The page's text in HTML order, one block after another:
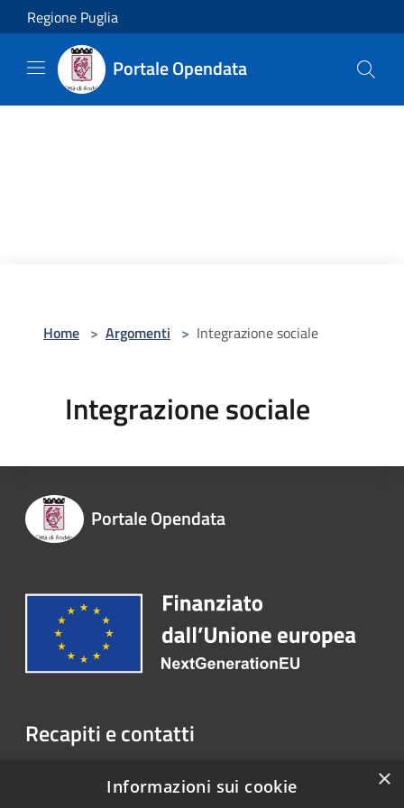
Salta al contenuto principale
Regione Puglia
Portale Opendata
Home > Argomenti > Integrazione sociale
Integrazione sociale
Portale Opendata
Recapiti e contatti
+39.0883.290.111
×
Informazioni sui cookie